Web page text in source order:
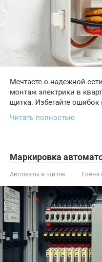
Мечтаете о надежной
монтаж электрики в
щитка. Избегайте ошибок
Читать полностью
Маркировка
Автоматы и щиток Елена